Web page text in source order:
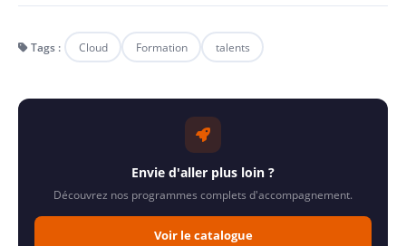
Tags : Cloud Formation talents
Envie d'aller plus loin ?
Découvrez nos programmes complets d'accompagnement.
Voir le catalogue